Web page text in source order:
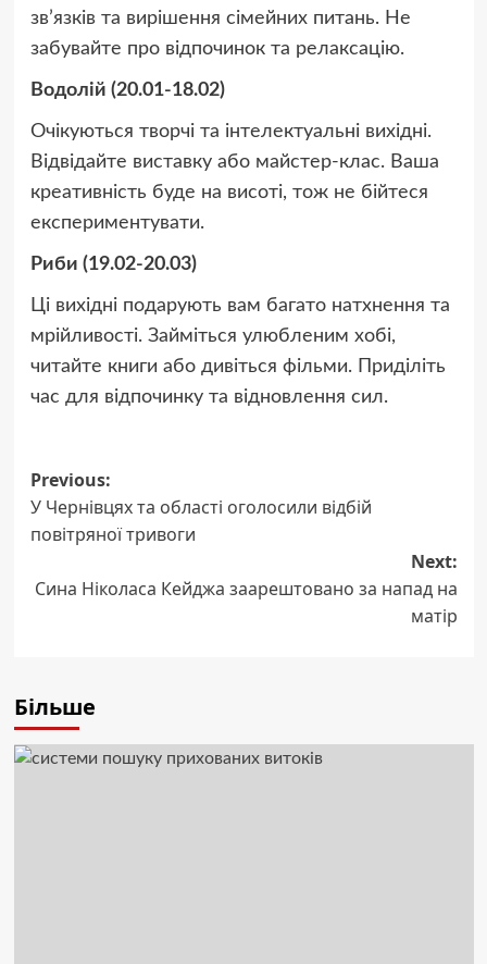
зв’язків та вирішення сімейних питань. Не
забувайте про відпочинок та релаксацію.
Водолій (20.01-18.02)
Очікуються творчі та інтелектуальні вихідні.
Відвідайте виставку або майстер-клас. Ваша
креативність буде на висоті, тож не бійтеся
експериментувати.
Риби (19.02-20.03)
Ці вихідні подарують вам багато натхнення та
мрійливості. Займіться улюбленим хобі,
читайте книги або дивіться фільми. Приділіть
час для відпочинку та відновлення сил.
Post
navigation
Previous:
У Чернівцях та області оголосили відбій
повітряної тривоги
Next:
Сина Ніколаса Кейджа заарештовано за напад на
матір
Більше